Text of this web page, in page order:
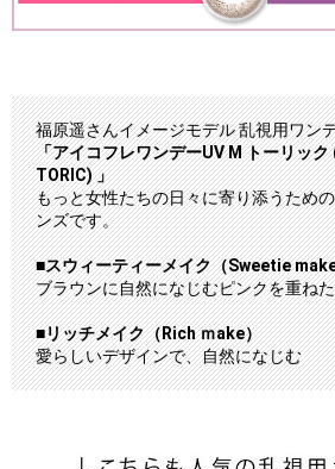
福原遥さんイメージモデル 乱視用ワン
「アイコフレワンデーUV M トーリッ
TORIC) 」
もっと女性たちの日々に寄り添うため
ンズです。
■スウィーティーメイク（Sweetie
ブラウンに自然になじむピンクを重ね
■リッチメイク（Rich ｍake）
愛らしいデザインで、自然になじむ